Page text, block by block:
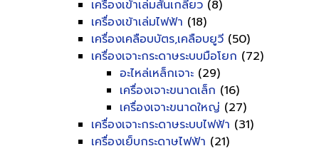
เครื่องเข้าเล่มสันเกลียว (8)
เครื่องเข้าเล่มไฟฟ้า (18)
เครื่องเคลือบบัตร,เคลือบยูวี (50)
เครื่องเจาะกระดาษระบบมือโยก (72)
อะไหล่เหล็กเจาะ (29)
เครื่องเจาะขนาดเล็ก (16)
เครื่องเจาะขนาดใหญ่ (27)
เครื่องเจาะกระดาษระบบไฟฟ้า (31)
เครื่องเย็บกระดาษไฟฟ้า (21)